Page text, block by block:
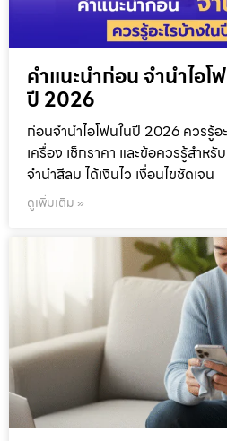
คำแนะนำก่อน จำนำไอโ
ปี 2026
ก่อนจำนำไอโฟนในปี 2026 ควรรู้อ
เครื่อง เช็กราคา และข้อควรรู้สำห
จำนำสีลม ได้เงินไว เงื่อนไขชัดเจน
ดูเพิ่มเติม »